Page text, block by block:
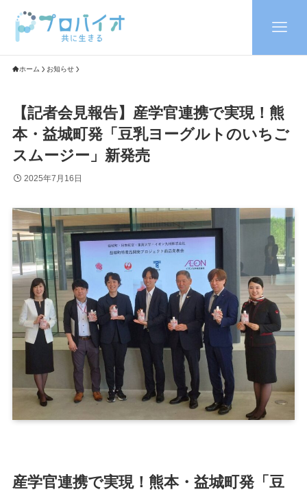
ホーム お知らせ
【記者会見報告】産学官連携で実現！熊
本・益城町発「豆乳ヨーグルトのいちご
スムージー」新発売
2025年7月16日
産学官連携で実現！熊本・益城町発「豆